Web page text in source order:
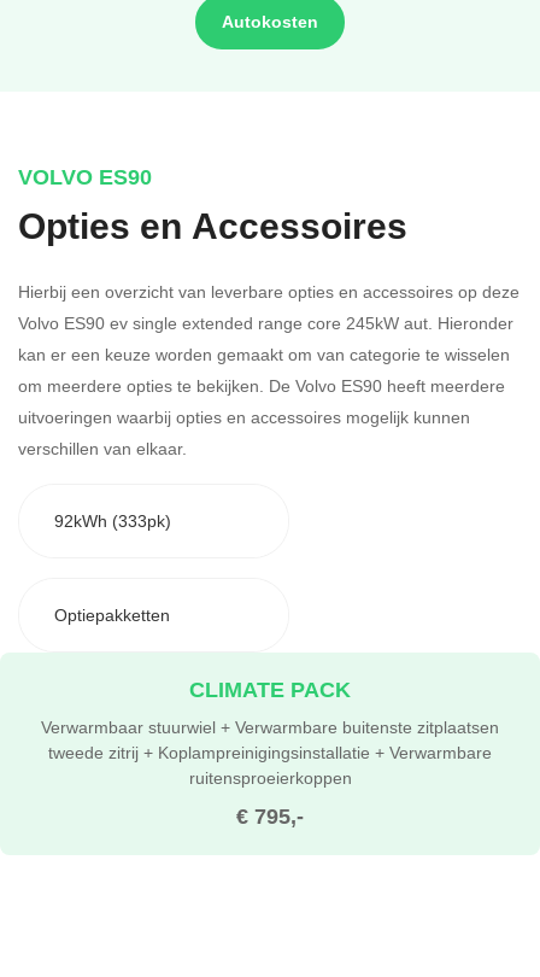
Autokosten
VOLVO ES90
Opties en Accessoires
Hierbij een overzicht van leverbare opties en accessoires op deze
Volvo ES90 ev single extended range core 245kW aut. Hieronder
kan er een keuze worden gemaakt om van categorie te wisselen
om meerdere opties te bekijken. De Volvo ES90 heeft meerdere
uitvoeringen waarbij opties en accessoires mogelijk kunnen
verschillen van elkaar.
92kWh (333pk)
Optiepakketten
€ 795,-
CLIMATE PACK
Verwarmbaar stuurwiel + Verwarmbare buitenste zitplaatsen
tweede zitrij + Koplampreinigingsinstallatie + Verwarmbare
ruitensproeierkoppen